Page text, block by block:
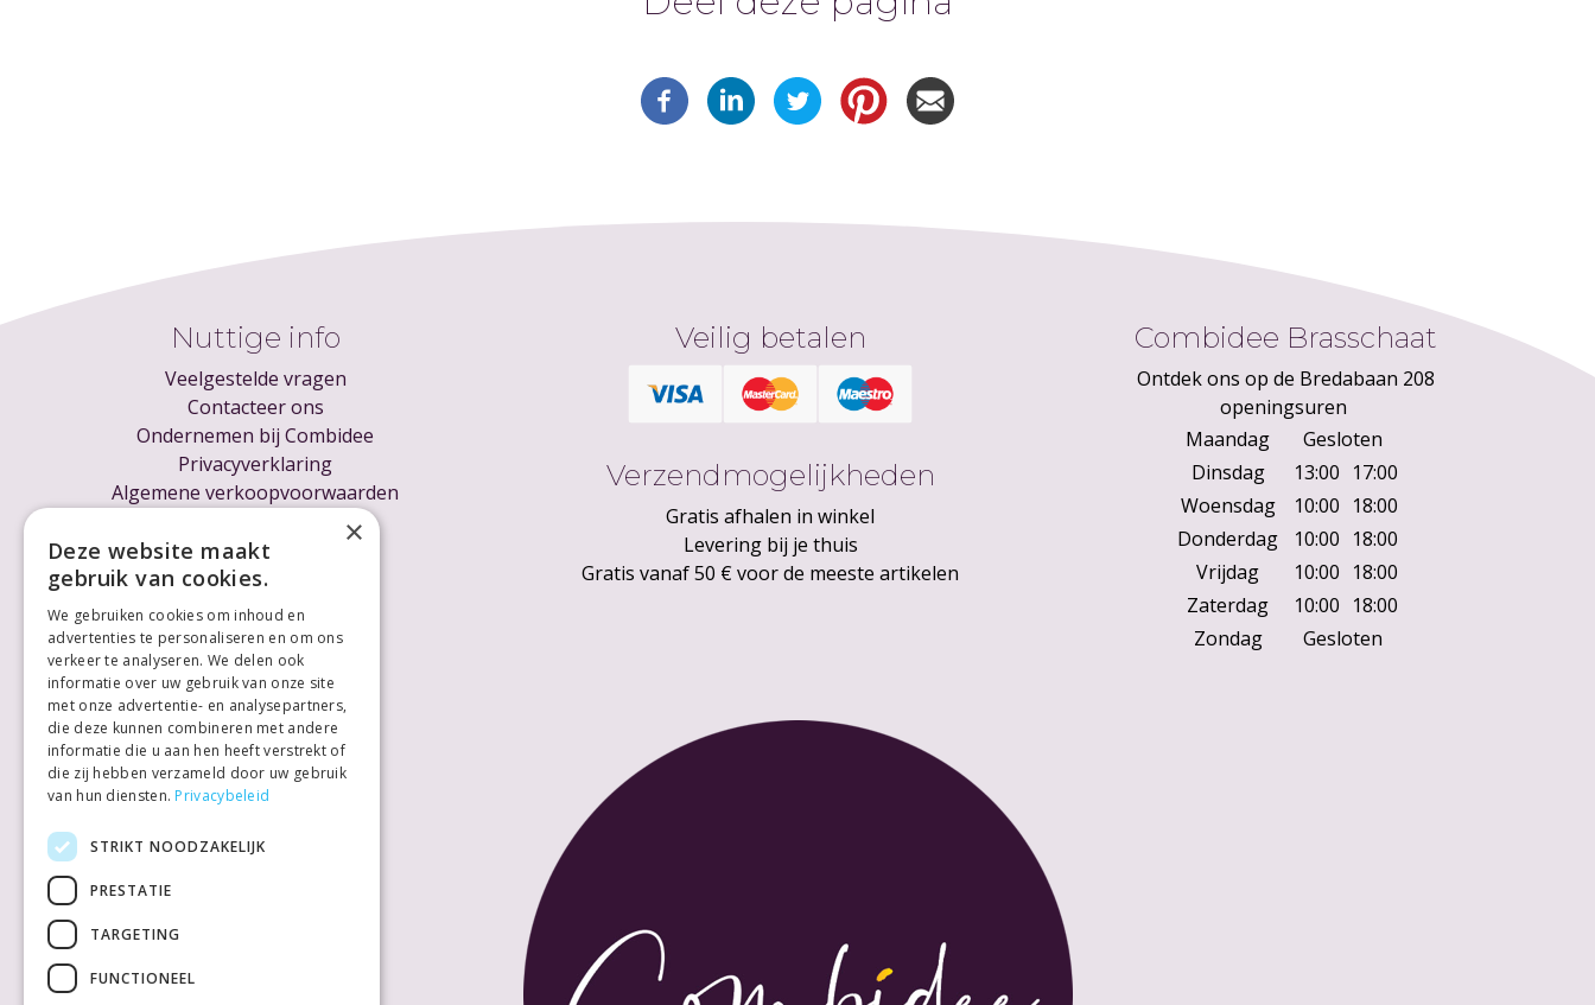
Nuttige info
Veelgestelde vragen
Contacteer ons
Ondernemen bij Combidee
Privacyverklaring
Algemene verkoopvoorwaarden
Voor ondernemers
Veilig betalen
Verzendmogelijkheden
Gratis afhalen in winkel
Levering bij je thuis
Gratis vanaf 50 € voor de meeste artikelen
Combidee Brasschaat
Ontdek ons op de Bredabaan 208
openingsuren
Maandag
Gesloten
Dinsdag
13:00 17:00
Woensdag
10:00 18:00
Donderdag
10:00 18:00
Vrijdag
10:00 18:00
Zaterdag
10:00 18:00
Zondag
Gesloten
×
Deze website maakt
gebruik van cookies.
We gebruiken cookies om inhoud en
advertenties te personaliseren en om ons
verkeer te analyseren. We delen ook
informatie over uw gebruik van onze site
met onze advertentie- en analysepartners,
die deze kunnen combineren met andere
informatie die u aan hen heeft verstrekt of
die zij hebben verzameld door uw gebruik
van hun diensten. Privacybeleid
STRIKT NOODZAKELIJK
PRESTATIE
TARGETING
FUNCTIONEEL